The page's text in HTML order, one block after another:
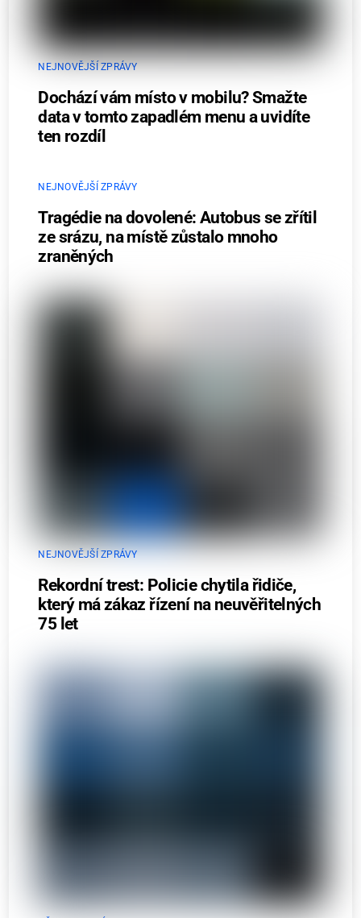
NEJNOVĚJŠÍ ZPRÁVY
Dochází vám místo v mobilu? Smažte
data v tomto zapadlém menu a uvidíte
ten rozdíl
NEJNOVĚJŠÍ ZPRÁVY
Tragédie na dovolené: Autobus se zřítil
ze srázu, na místě zůstalo mnoho
zraněných
NEJNOVĚJŠÍ ZPRÁVY
Rekordní trest: Policie chytila řidiče,
který má zákaz řízení na neuvěřitelných
75 let